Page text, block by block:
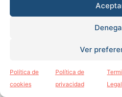
Ver
Política de
cookies
Política de
privacidad
Legal
Todos los derechos reservados ©
Orden Ministerial de 2019 del
Política de